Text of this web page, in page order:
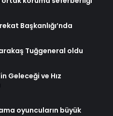
Başkanlığı’nda
Tuğgeneral oldu
Geleceği ve Hız
oyuncuların büyük